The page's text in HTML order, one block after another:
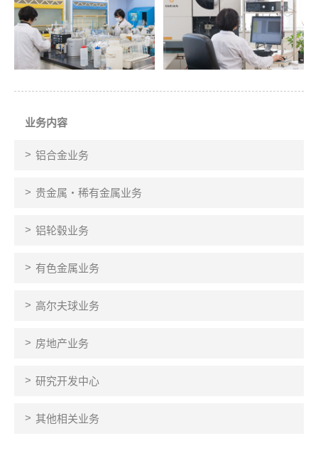
业务内容
铝合金业务
贵金属・稀有金属业务
铝轮毂业务
有色金属业务
高尔夫球业务
房地产业务
研究开发中心
其他相关业务